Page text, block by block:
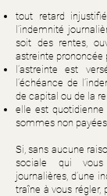
tout retard
l’indemnité
soit des rentes,
astreinte
l’astreinte est
l’échéance de
de capital ou de la
elle est
sommes non
Si, sans aucune
sociale qui vous
journalières, d’une
traîne à vous régler,